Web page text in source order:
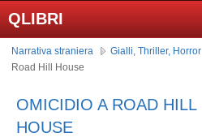
QLIBRI
Narrativa straniera Gialli, Thriller, Horror
Road Hill House
OMICIDIO A ROAD HILL
HOUSE